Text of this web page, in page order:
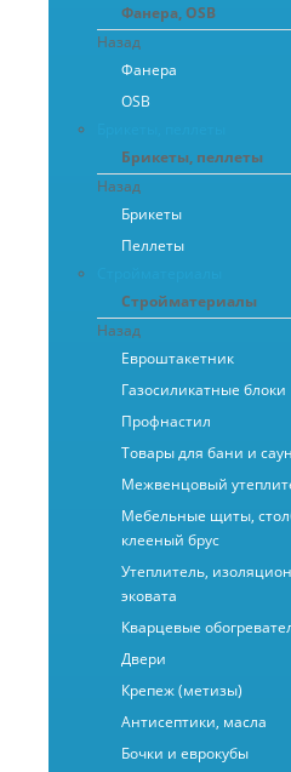
Фанера, OSB
Назад
Фанера
OSB
Брикеты, пеллеты
Назад
Брикеты
Пеллеты
Стройматериалы
Назад
Евроштакетник
Газосиликатные блоки
Профнастил
Товары для бани и
Межвенцовый
Мебельные щиты,
клееный брус
Утеплитель,
эковата
Кварцевые
Двери
Крепеж (метизы)
Антисептики, масла
Бочки и еврокубы